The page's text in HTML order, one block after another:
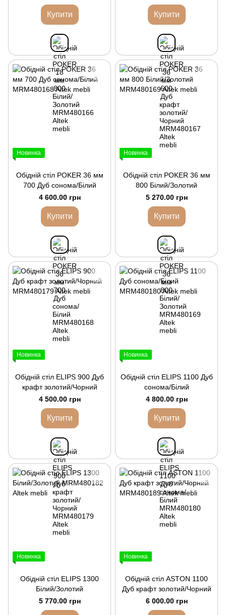
Купити Купити
Новинка
Обідній стіл POKER 36 мм
700 Дуб сонома/Білий
4 600.00 грн
Купити
Новинка
Обідній стіл POKER 36 мм
800 Білий/Золотий
5 270.00 грн
Купити
Новинка
Обідній стіл ELIPS 900 Дуб
крафт золотий/Чорний
4 500.00 грн
Купити
Новинка
Обідній стіл ELIPS 1100 Дуб
сонома/Білий
4 800.00 грн
Купити
Новинка
Обідній стіл ELIPS 1300
Білий/Золотий
5 770.00 грн
Новинка
Обідній стіл ASTON 1100
Дуб крафт золотий/Чорний
6 000.00 грн